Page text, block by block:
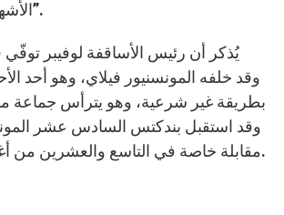
الأشهر القليلة المقبلة”.
وقد خلفه المونسنيور فيلاي، وهو أحد
بطريقة غير شرعية، وهو يترأس جماعة
وقد استقبل بندكتس السادس عشر
مقابلة خاصة في التاسع والعشرين من أغسطس الماضي.